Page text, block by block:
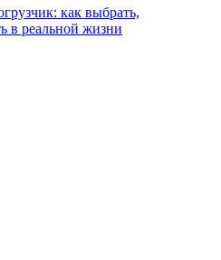
как выбрать,
в реальной жизни